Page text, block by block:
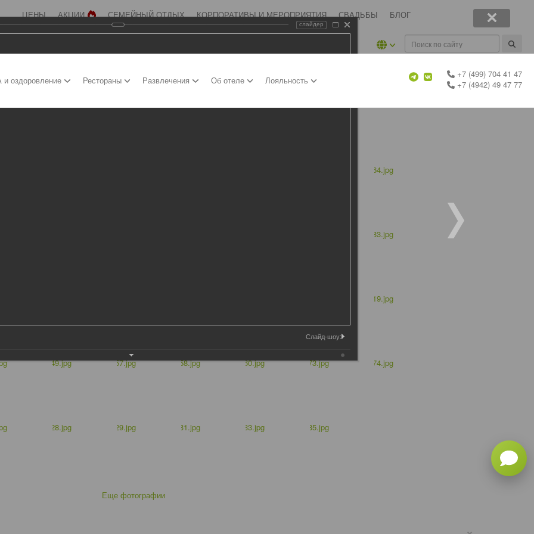
ЦЕНЫ АКЦИИ СЕМЕЙНЫЙ ОТДЫХ КОРПОРАТИВЫ И МЕРОПРИЯТИЯ СВАДЬБЫ БЛОГ
оздоровление Рестораны Развлечения Об отеле Лояльность
+7 (499) 704 41 47
+7 (4942) 49 47 77
Еще фотографии
слайдер
Слайд-шоу: